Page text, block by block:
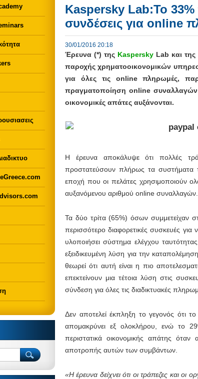
Kaspersky Lab:Το
συνδέσεις για online
30/01/2016 20:18
Έρευνα (*) της Kaspersky Lab και της
παροχής χρηματοοικονομικών
για όλες τις onlineπληρωμές,
πραγματοποίηση onlineσυναλλαγών
οικονομικές απάτες αυξάνονται.
Η έρευνα αποκάλυψε ότι πολλές
προστατεύσουν πλήρως τα συστήματα
εποχή που οι πελάτες χρησιμοποιούν
αυξανόμενου αριθμού online συναλλαγών.
Τα δύο τρίτα (65%) όσων συμμετείχαν
περισσότερο διαφορετικές συσκευές
υλοποιήσει σύστημα ελέγχου
εξειδικευμένη λύση για την
θεωρεί ότι αυτή είναι η πιο
επεκτείνουν μια τέτοια λύση στις
σύνδεση για όλες τις διαδικτυακές
Δεν αποτελεί έκπληξη το γεγονός ότι
απομακρύνει εξ ολοκλήρου, ενώ το
περιστατικά οικονομικής απάτης
αποτροπής αυτών των συμβάντων.
«Η έρευνα δείχνει ότι οι τράπεζες και οι